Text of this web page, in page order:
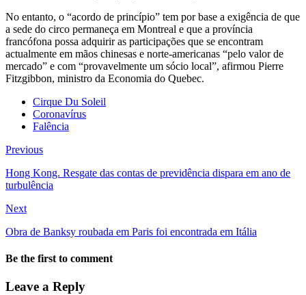
No entanto, o “acordo de princípio” tem por base a exigência de que
a sede do circo permaneça em Montreal e que a província
francófona possa adquirir as participações que se encontram
actualmente em mãos chinesas e norte-americanas “pelo valor de
mercado” e com “provavelmente um sócio local”, afirmou Pierre
Fitzgibbon, ministro da Economia do Quebec.
Cirque Du Soleil
Coronavírus
Falência
Previous
Hong Kong. Resgate das contas de previdência dispara em ano de
turbulência
Next
Obra de Banksy roubada em Paris foi encontrada em Itália
Be the first to comment
Leave a Reply